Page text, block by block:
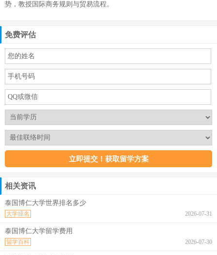
势，教授国际商务规则与贸易流程。
免费评估
相关资讯
泰国博仁大学世界排名多少
2026-07-31
大学排名
泰国博仁大学留学费用
2026-07-30
留学百科